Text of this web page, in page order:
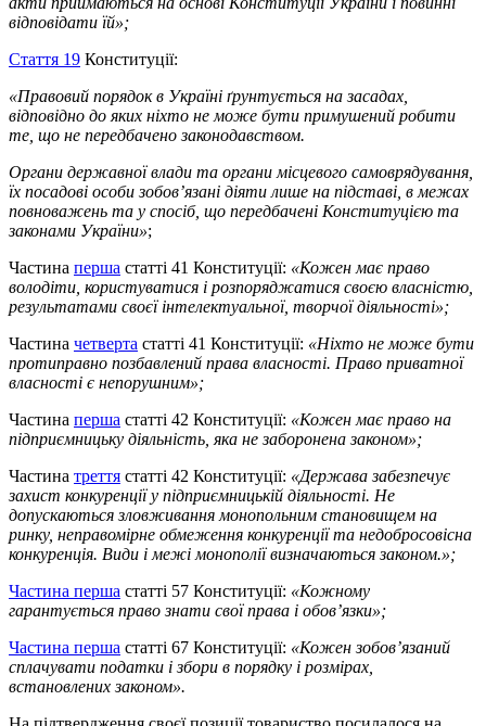
відповідати їй»;
Стаття 19 Конституції:
«Правовий порядок в Україні ґрунтується на засадах,
відповідно до яких ніхто не може бути примушений робити
те, що не передбачено законодавством.
Органи державної влади та органи місцевого самоврядування,
їх посадові особи зобов’язані діяти лише на підставі, в межах
повноважень та у спосіб, що передбачені Конституцією та
законами України»;
Частина перша статті 41 Конституції: «Кожен має право
володіти, користуватися і розпоряджатися своєю власністю,
результатами своєї інтелектуальної, творчої діяльності»;
Частина четверта статті 41 Конституції: «Ніхто не може бути
протиправно позбавлений права власності. Право приватної
власності є непорушним»;
Частина перша статті 42 Конституції: «Кожен має право на
підприємницьку діяльність, яка не заборонена законом»;
Частина треття статті 42 Конституції: «Держава забезпечує
захист конкуренції у підприємницькій діяльності. Не
допускаються зловживання монопольним становищем на
ринку, неправомірне обмеження конкуренції та недобросовісна
конкуренція. Види і межі монополії визначаються законом.»;
Частина перша статті 57 Конституції: «Кожному
гарантується право знати свої права і обов’язки»;
Частина перша статті 67 Конституції: «Кожен зобов’язаний
сплачувати податки і збори в порядку і розмірах,
встановлених законом».